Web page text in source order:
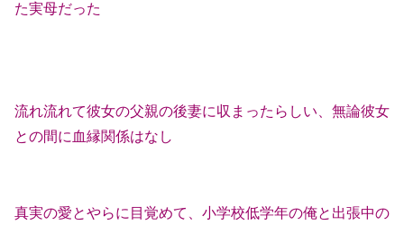
た実母だった
流れ流れて彼女の父親の後妻に収まったらしい、無論彼女
との間に血縁関係はなし
真実の愛とやらに目覚めて、小学校低学年の俺と出張中の